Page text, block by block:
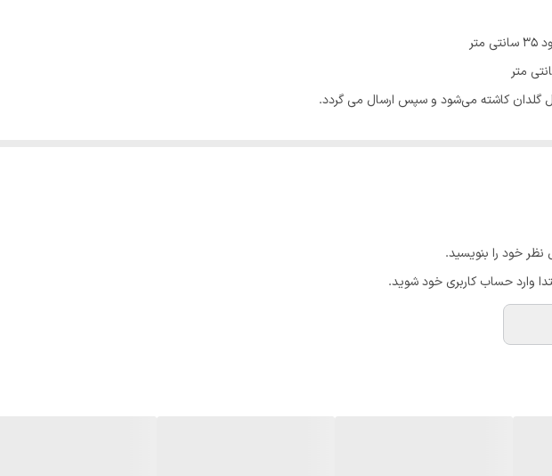
گلدان کاشته می‌شود و سپس ارسال می گردد‌.
به سراسر کشور .
می باشد.
دارای گارانتی می باشند و کوچکترین مشکلی برای بسته ارسالی بوجود نخواهد آمد با اطمینان کامل خرید کنید.
و استفاده از این پست تغییری در هزینه ارسال برای مشتری بوجود نمیاورد.
تسریع کردن فرایند ارسال می باشد.
خود را بنویسید.
وارد حساب کاربری خود شوید.